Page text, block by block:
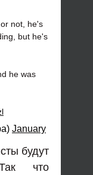
not, he's
but he's
he was
January
будут
что